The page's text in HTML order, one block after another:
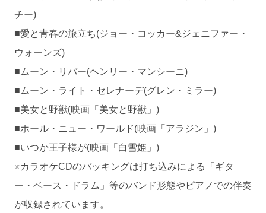
チー)
■愛と青春の旅立ち(ジョー・コッカー&ジェニファー・
ウォーンズ)
■ムーン・リバー(ヘンリー・マンシーニ)
■ムーン・ライト・セレナーデ(グレン・ミラー)
■美女と野獣(映画「美女と野獣」)
■ホール・ニュー・ワールド(映画「アラジン」)
■いつか王子様が(映画「白雪姫」)
※カラオケCDのバッキングは打ち込みによる「ギタ
ー・ベース・ドラム」等のバンド形態やピアノでの伴奏
が収録されています。